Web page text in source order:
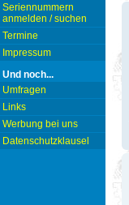
Seriennummern
anmelden / suchen
Termine
Impressum
Und noch...
Umfragen
Links
Werbung bei uns
Datenschutzklausel